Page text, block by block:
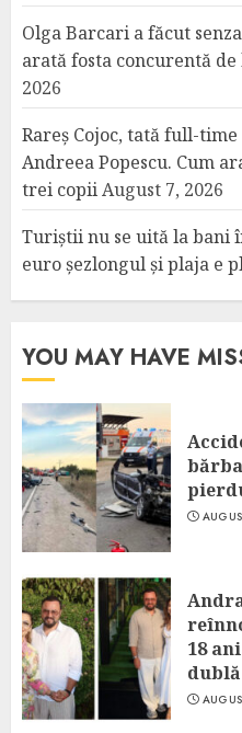
Olga Barcari a făcut
arată fosta concurentă de
2026
Rareș Cojoc, tată full-
Andreea Popescu. Cum
trei copiiAugust 7, 2026
Turiștii nu se uită la bani
euro șezlongul și plaja e
YOU MAY HAVE
18